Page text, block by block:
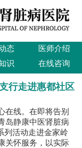
态
医师介绍
识 在线咨询
行走进惠都社区
线。在即将告别
岛静康中医肾脏病
列活动走进金家岭
关怀服务，以实际